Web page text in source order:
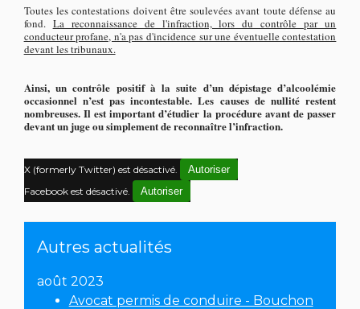
Toutes les contestations doivent être soulevées avant toute défense au
fond. La reconnaissance de l'infraction, lors du contrôle par un
conducteur profane, n'a pas d'incidence sur une éventuelle contestation
devant les tribunaux.
Ainsi, un contrôle positif à la suite d’un dépistage d’alcoolémie
occasionnel n’est pas incontestable. Les causes de nullité restent
nombreuses. Il est important d’étudier la procédure avant de passer
devant un juge ou simplement de reconnaître l’infraction.
X (formerly Twitter) est désactivé.
Autoriser
Facebook est désactivé.
Autoriser
Autres actualités
août 2023
Avocat permis de conduire - Bouchon